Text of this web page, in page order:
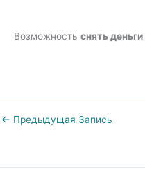
Возможность снять деньги
← Предыдущая Запись